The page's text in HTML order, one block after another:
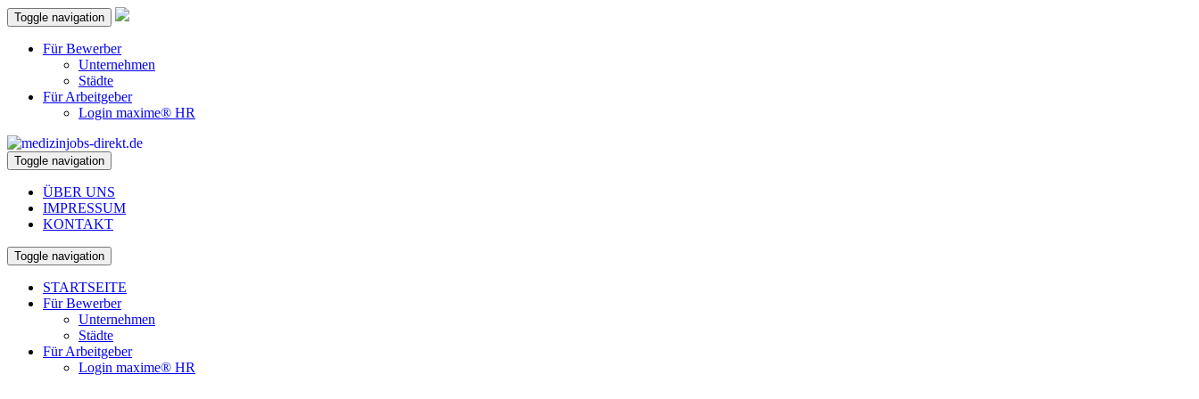
Toggle navigation
Für Bewerber
Unternehmen
Städte
Für Arbeitgeber
Login maxime® HR
Toggle navigation
ÜBER UNS
IMPRESSUM
KONTAKT
Toggle navigation
STARTSEITE
Für Bewerber
Unternehmen
Städte
Für Arbeitgeber
Login maxime® HR